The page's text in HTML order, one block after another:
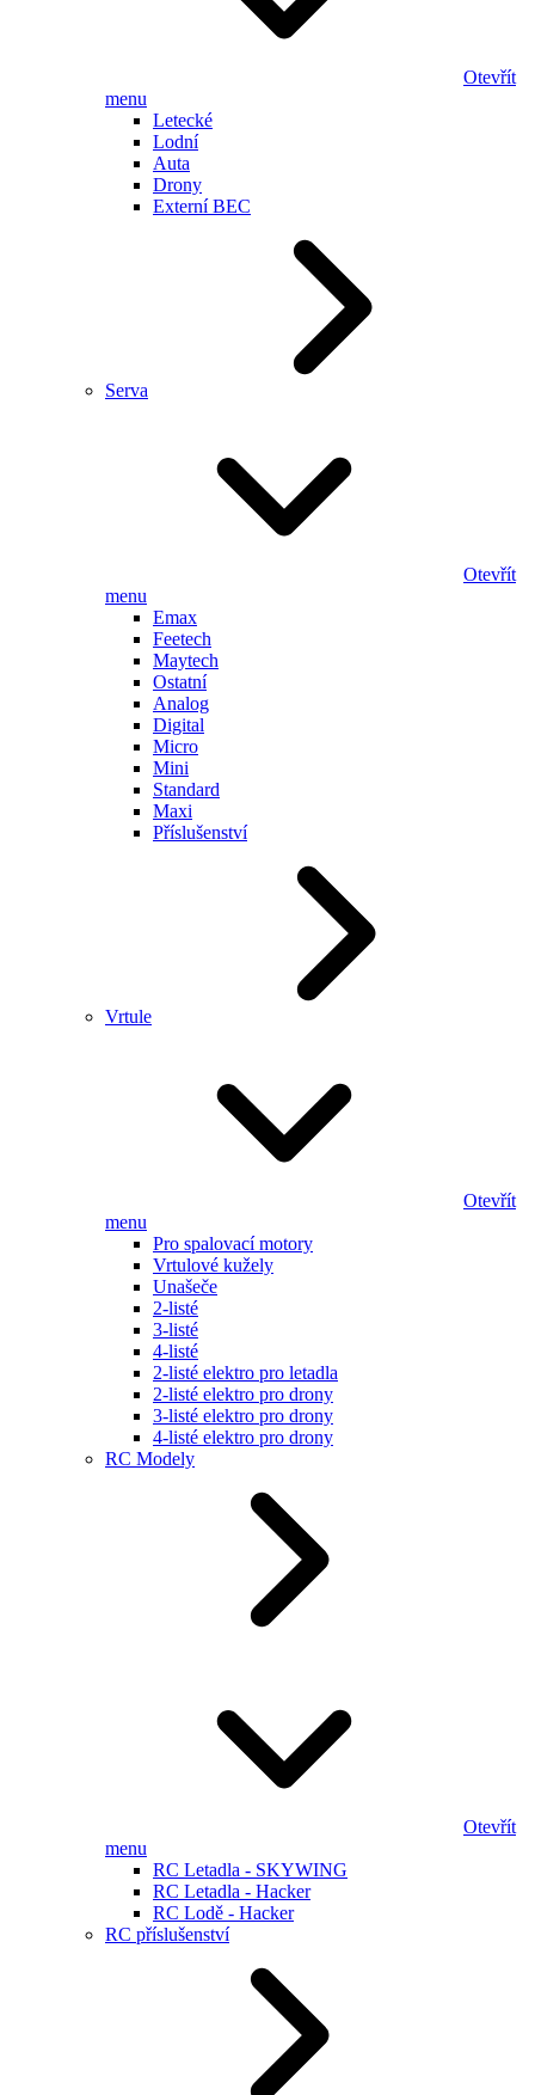
Otevřít
menu
Letecké
Lodní
Auta
Drony
Externí BEC
Serva
Otevřít
menu
Emax
Feetech
Maytech
Ostatní
Analog
Digital
Micro
Mini
Standard
Maxi
Příslušenství
Vrtule
Otevřít
menu
Pro spalovací motory
Vrtulové kužely
Unašeče
2-listé
3-listé
4-listé
2-listé elektro pro letadla
2-listé elektro pro drony
3-listé elektro pro drony
4-listé elektro pro drony
RC Modely
Otevřít
menu
RC Letadla - SKYWING
RC Letadla - Hacker
RC Lodě - Hacker
RC příslušenství